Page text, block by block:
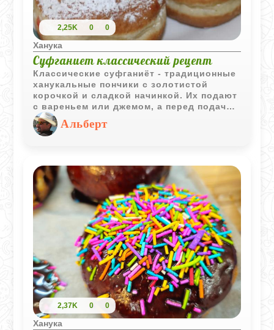
2,25K 0 0
Ханука
Суфганиет классический рецепт
Классические суфганиёт - традиционные
ханукальные пончики с золотистой
корочкой и сладкой начинкой. Их подают
с вареньем или джемом, а перед подачей
щедро посыпают сахарной пудрой.
Альберт
2,37K 0 0
Ханука